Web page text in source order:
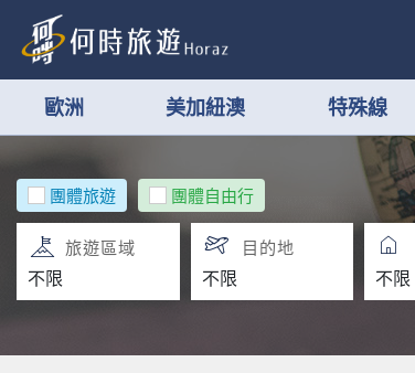
歐洲 美加紐澳 特殊線
團體旅遊 團體自由行
旅遊區域 目的地